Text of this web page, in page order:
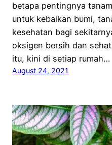
betapa pentingnya
untuk kebaikan bumi,
kesehatan bagi
oksigen bersih dan
itu, kini di setiap rumah…
August 24, 2021